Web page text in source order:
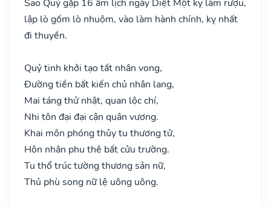
Sao Quỷ gặp 16 âm lịch ngày Diệt Một kỵ làm rượu,
lập lò gốm lò nhuộm, vào làm hành chính, kỵ nhất
đi thuyền.
Quỷ tinh khởi tạo tất nhân vong,
Đường tiền bất kiến chủ nhân lang,
Mai táng thử nhật, quan lộc chí,
Nhi tôn đại đại cận quân vương.
Khai môn phóng thủy tu thương tử,
Hôn nhân phu thê bất cửu trường.
Tu thổ trúc tường thương sản nữ,
Thủ phù song nữ lệ uông uông.